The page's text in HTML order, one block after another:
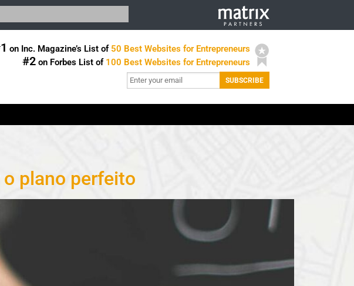
on Inc. Magazine’s List of 50 Best Websites for Entrepreneurs
#2 on Forbes List of 100 Best Websites for Entrepreneurs
o plano perfeito